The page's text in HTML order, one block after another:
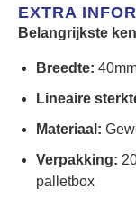
EXTRA
Belangrijkste
Breedte:
Lineaire
Materiaal:
Verpakking:
palletbox